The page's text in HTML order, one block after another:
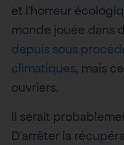
et l’horreur
monde jouée dans
depuis sous
climatiques, mais
ouvriers.
Il serait
D’arrêter la